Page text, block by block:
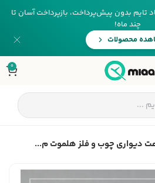
تایم بدون پیش‌پرداخت، بازپرداخت آسان تا
چند ماه!
محصولات
0
دیواری چوب و فلز هلموت م...